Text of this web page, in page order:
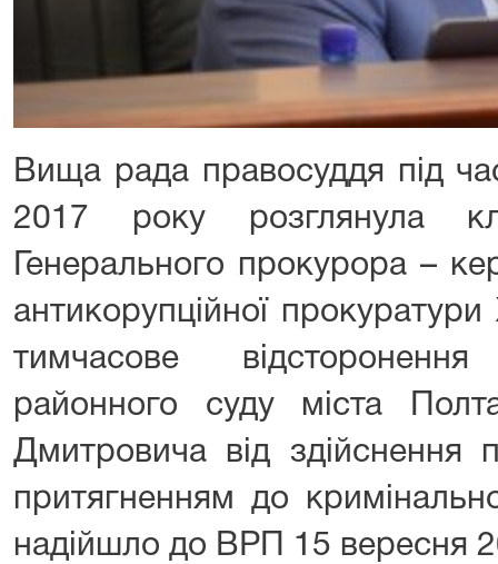
Вища рада правосуддя під
2017 року розглянула
Генерального прокурора –
антикорупційної
тимчасове
районного суду міста
Дмитровича від здійснення
притягненням до
надійшло до ВРП 15 вересня